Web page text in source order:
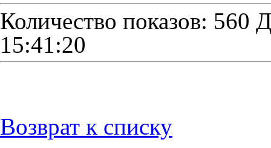
Количество показов: 560
15:41:20
Возврат к списку